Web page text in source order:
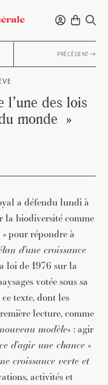
PRÉCÉDENT
l’une des lois
monde »
a défendu lundi à
la biodiversité comme
» pour répondre à
d’une croissance
loi de 1976 sur la
votée sous sa
texte, dont les
lecture, comme
modèle« : agir
d’agir une chance »
croissance verte et
activités et